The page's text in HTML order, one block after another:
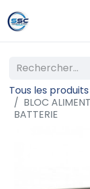
Tous les produits
BLOC
BATTERIE